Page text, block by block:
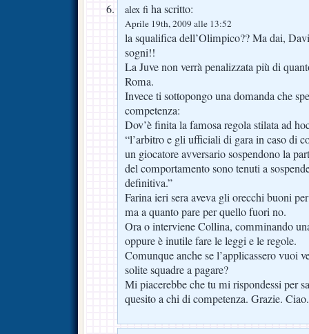
alex fi ha scritto:
Aprile 19th, 2009 alle 13:52
la squalifica dell’Olimpico?? Ma dai,
sogni!!
La Juve non verrà penalizzata più di
Roma.
Invece ti sottopongo una domanda che
competenza:
Dov’è finita la famosa regola stilata ad
“l’arbitro e gli ufficiali di gara in caso di
un giocatore avversario sospendono la
del comportamento sono tenuti a
definitiva.”
Farina ieri sera aveva gli orecchi buoni
ma a quanto pare per quello fuori no.
Ora o interviene Collina, comminando
oppure è inutile fare le leggi e le regole.
Comunque anche se l’applicassero vuoi
solite squadre a pagare?
Mi piacerebbe che tu mi rispondessi per
quesito a chi di competenza. Grazie. Ciao.